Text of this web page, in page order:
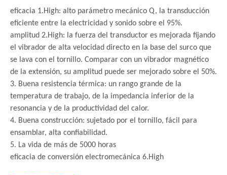
eficacia 1.High: alto parámetro mecánico Q, la transducción
eficiente entre la electricidad y sonido sobre el 95%.
amplitud 2.High: la fuerza del transductor es mejorada fijando
el vibrador de alta velocidad directo en la base del surco que
se lava con el tornillo. Comparar con un vibrador magnético
de la extensión, su amplitud puede ser mejorado sobre el 50%.
3. Buena resistencia térmica: un rango grande de la
temperatura de trabajo, de la impedancia inferior de la
resonancia y de la productividad del calor.
4. Buena construcción: sujetado por el tornillo, fácil para
ensamblar, alta confiabilidad.
5. La vida de más de 5000 horas
eficacia de conversión electromecánica 6.High